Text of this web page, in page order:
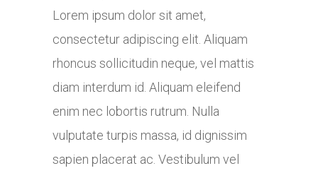
Lorem ipsum dolor sit amet,
consectetur adipiscing elit. Aliquam
rhoncus sollicitudin neque, vel mattis
diam interdum id. Aliquam eleifend
enim nec lobortis rutrum. Nulla
vulputate turpis massa, id dignissim
sapien placerat ac. Vestibulum vel